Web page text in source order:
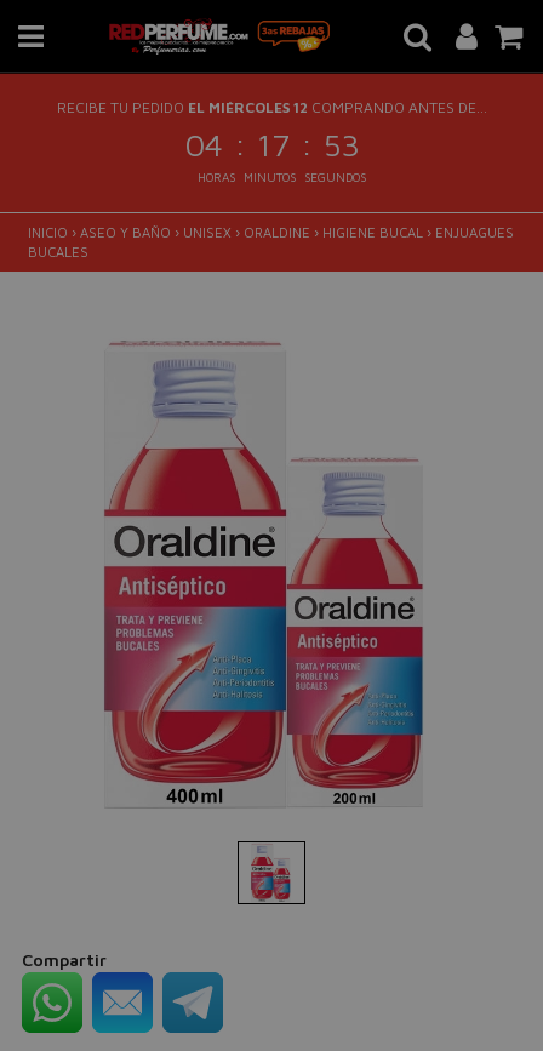
RECIBE TU PEDIDO EL MIÉRCOLES 12 COMPRANDO ANTES DE...
04 : 17 : 53
HORAS MINUTOS SEGUNDOS
INICIO › ASEO Y BAÑO › UNISEX › ORALDINE › HIGIENE BUCAL › ENJUAGUES
BUCALES
Compartir